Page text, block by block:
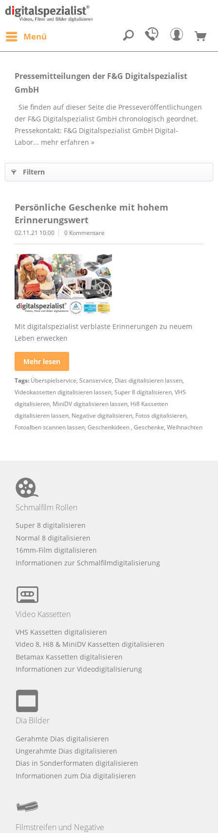
Menü
Pressemitteilungen der F&G Digitalspezialist
GmbH
Sie finden auf dieser Seite die Presseveröffentlichungen
der F&G Digitalspezialist GmbH chronologisch geordnet.
Pressekontakt: F&G Digitalspezialist GmbH Digital-
Labor... mehr erfahren »
Filtern
Persönliche Geschenke mit hohem
Erinnerungswert
02.11.21 10:00 0 Kommentare
Mit digitalspezialist verblaste Erinnerungen zu neuem
Leben erwecken
Mehr lesen
Tags: Überspielservice, Scanservice, Dias digitalisieren lassen,
Videokassetten digitalisieren lassen, Super 8 digitalisieren, VHS
digitalisieren, MiniDV digitalisieren lassen, Hi8 Kassetten
digitalisieren lassen, Negative digitalisieren, Fotos digitalisieren,
Fotoalben scannen lassen, Geschenkideen , Geschenke, Weihnachten
Schmalfilm Rollen
Super 8 digitalisieren
Normal 8 digitalisieren
16mm-Film digitalisieren
Informationen zur Schmalfilmdigitalisierung
Video Kassetten
VHS Kassetten digitalisieren
Video 8, Hi8 & MiniDV Kassetten digitalisieren
Betamax Kassetten digitalisieren
Informationen zur Videodigitalisierung
Dia Bilder
Gerahmte Dias digitalisieren
Ungerahmte Dias digitalisieren
Dias in Sonderformaten digitalisieren
Informationen zum Dia digitalisieren
Filmstreifen und Negative